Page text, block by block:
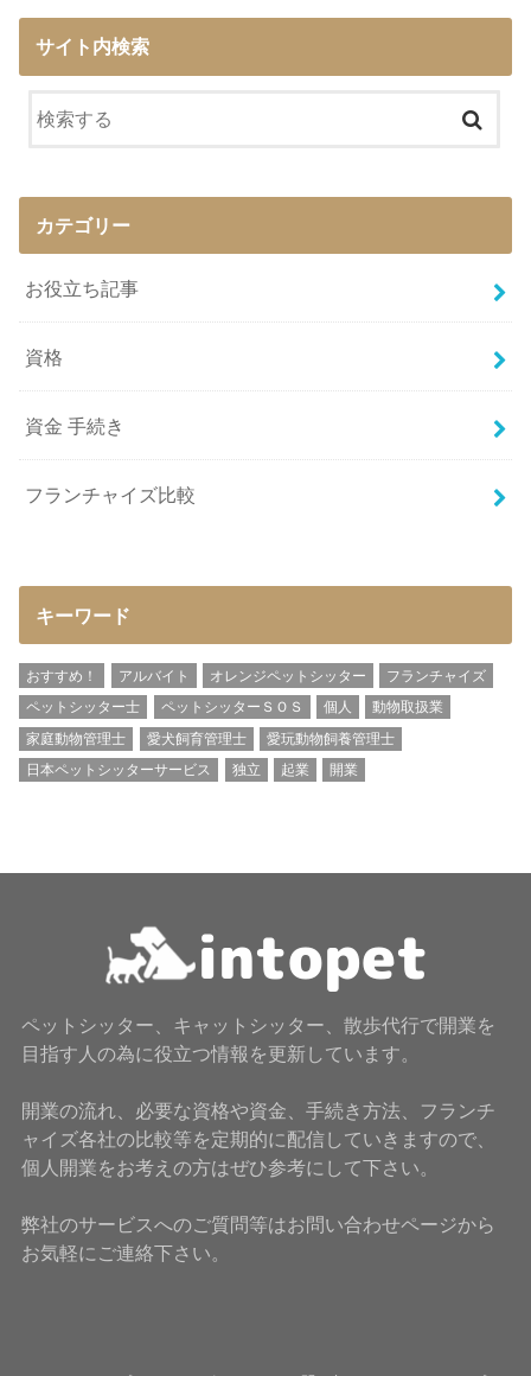
サイト内検索
カテゴリー
お役立ち記事
資格
資金 手続き
フランチャイズ比較
キーワード
おすすめ！ アルバイト オレンジペットシッター
フランチャイズ
ペットシッター士
ペットシッターＳＯＳ 個人
動物取扱業
家庭動物管理士
愛犬飼育管理士
愛玩動物飼養管理士
日本ペットシッターサービス
独立 起業 開業
ペットシッター、キャットシッター、散歩代行で開業を
目指す人の為に役立つ情報を更新しています。
開業の流れ、必要な資格や資金、手続き方法、フランチ
ャイズ各社の比較等を定期的に配信していきますので、
個人開業をお考えの方はぜひ参考にして下さい。
弊社のサービスへのご質問等はお問い合わせページから
お気軽にご連絡下さい。